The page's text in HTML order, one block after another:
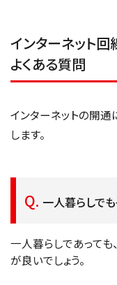
インターネット
よくある質問
インターネットの開
します。
一人暮らしで
一人暮らしであっても
が良いでしょう。